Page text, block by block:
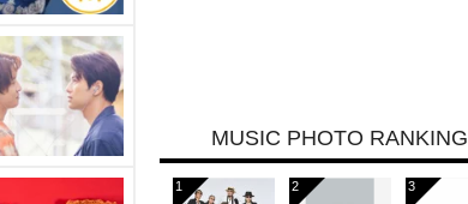
MUSIC PHOTO RANKING